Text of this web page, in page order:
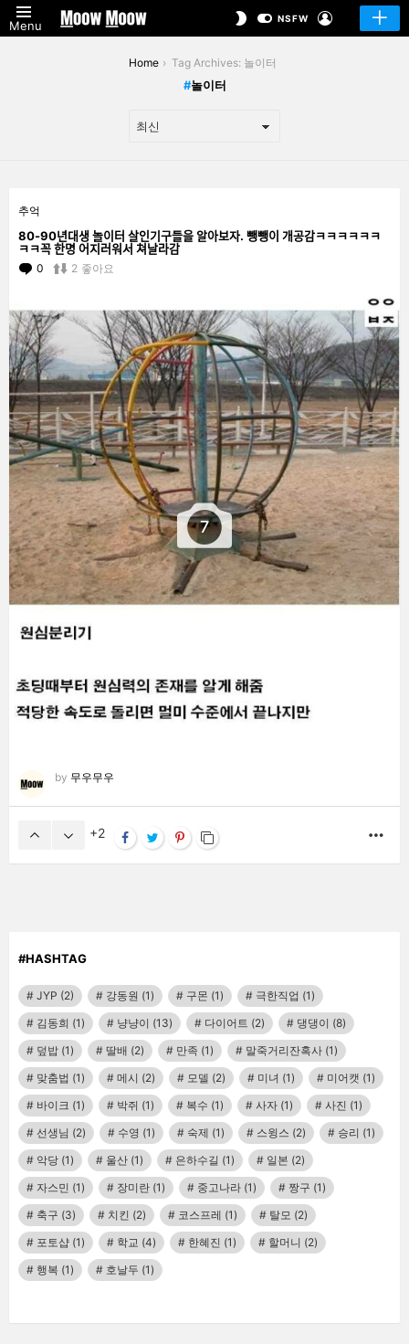
Menu
SWITCHNSFW
Home Tag Archives: 놀이터
놀이터
STORIES
추억
80-90년대생 놀이터 살인기구들을 알아보자. 뺑뺑이 개공감ㅋㅋㅋㅋㅋㅋ
ㅋㅋ꼭 한명 어지러워서 쳐날라감
0 Comments
2 좋아요
7
by 무우무우
2
#HASHTAG
JYP (2) 강동원 (1) 구몬 (1) 극한직업 (1)
김동희 (1) 냥냥이 (13) 다이어트 (2) 댕댕이 (8)
덮밥 (1) 딸배 (2) 만족 (1) 말죽거리잔혹사 (1)
맞춤법 (1) 메시 (2) 모델 (2) 미녀 (1) 미어캣 (1)
바이크 (1) 박쥐 (1) 복수 (1) 사자 (1) 사진 (1)
선생님 (2) 수영 (1) 숙제 (1) 스윙스 (2) 승리 (1)
악당 (1) 울산 (1) 은하수길 (1) 일본 (2)
자스민 (1) 장미란 (1) 중고나라 (1) 짱구 (1)
축구 (3) 치킨 (2) 코스프레 (1) 탈모 (2)
포토샵 (1) 학교 (4) 한혜진 (1) 할머니 (2)
행복 (1) 호날두 (1)